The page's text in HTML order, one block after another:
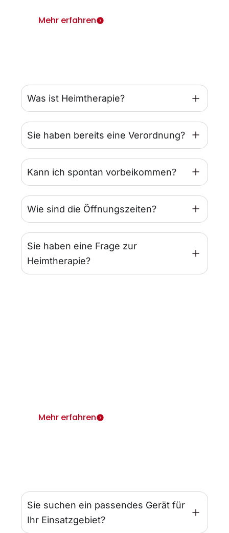
Was ist Heimtherapie?
Sie haben bereits eine Verordnung?
Kann ich spontan vorbeikommen?
Wie sind die Öffnungszeiten?
Sie haben eine Frage zur
Heimtherapie?
Mehr erfahren
Sie suchen ein passendes Gerät für
Ihr Einsatzgebiet?
Mehr erfahren